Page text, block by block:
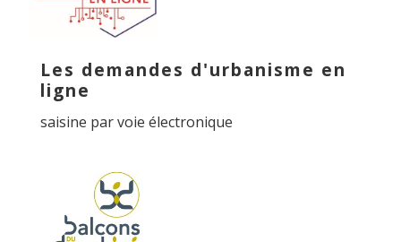
Les demandes d'urbanisme en
ligne
saisine par voie électronique